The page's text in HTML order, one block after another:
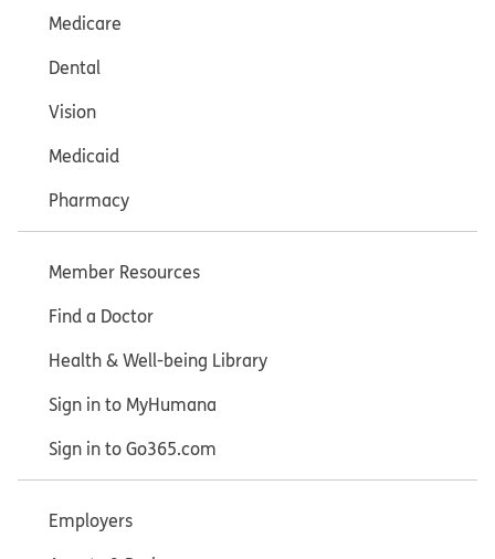
Medicare
Dental
Vision
Medicaid
Pharmacy
Member Resources
Find a Doctor
Health & Well-being Library
Sign in to MyHumana
Sign in to Go365.com
Employers